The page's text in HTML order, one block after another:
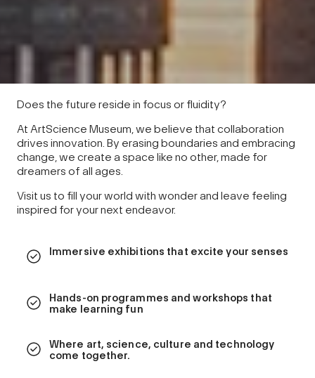
Does the future reside in focus or fluidity?
At ArtScience Museum, we believe that collaboration
drives innovation. By erasing boundaries and embracing
change, we create a space like no other, made for
dreamers of all ages.
Visit us to fill your world with wonder and leave feeling
inspired for your next endeavor.
Immersive exhibitions that excite your senses
Hands-on programmes and workshops that
make learning fun
Where art, science, culture and technology
come together.